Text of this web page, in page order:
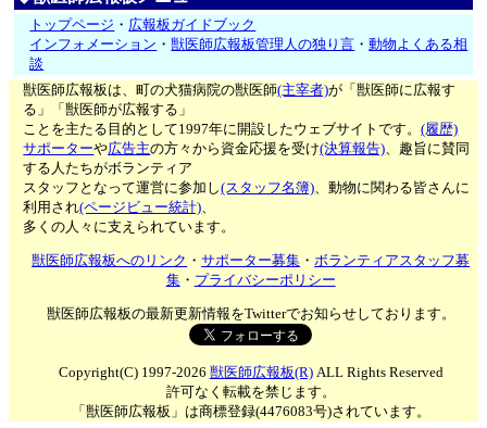
トップページ ・ 広報板ガイドブック
インフォメーション ・獣医師広報板管理人の独り言 ・動物よくある相
談
獣医師広報板は、町の犬猫病院の獣医師(主宰者)が「獣医師に広報す
る」「獣医師が広報する」
ことを主たる目的として1997年に開設したウェブサイトです。(履歴)
サポーターや広告主の方々から資金応援を受け(決算報告)、趣旨に賛同
する人たちがボランティア
スタッフとなって運営に参加し(スタッフ名簿)、動物に関わる皆さんに
利用され(ページビュー統計)、
多くの人々に支えられています。
獣医師広報板へのリンク ・サポーター募集 ・ボランティアスタッフ募
集・ プライバシーポリシー
獣医師広報板の最新更新情報をTwitterでお知らせしております。
Copyright(C) 1997-2026 獣医師広報板(R)ALL Rights Reserved
許可なく転載を禁じます。
「獣医師広報板」は商標登録(4476083号)されています。